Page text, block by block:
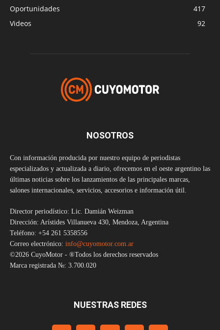
Oportunidades
417
Videos
92
NOSOTROS
Con información producida por nuestro equipo de periodistas
especializados y actualizada a diario, ofrecemos en el oeste argentino las
últimas noticias sobre los lanzamientos de las principales marcas,
salones internacionales, servicios, accesorios e información útil.
Director periodístico: Lic. Damián Weizman
Dirección: Arístides Villanueva 430, Mendoza, Argentina
Teléfono: +54 261 5358556
Correo electrónico: info@cuyomotor.com.ar
©2026 CuyoMotor - ®Todos los derechos reservados
Marca registrada №: 3.700.020
NUESTRAS REDES